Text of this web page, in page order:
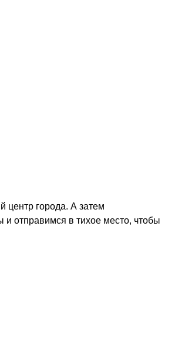
центр города. А затем
отправимся в тихое место, чтобы